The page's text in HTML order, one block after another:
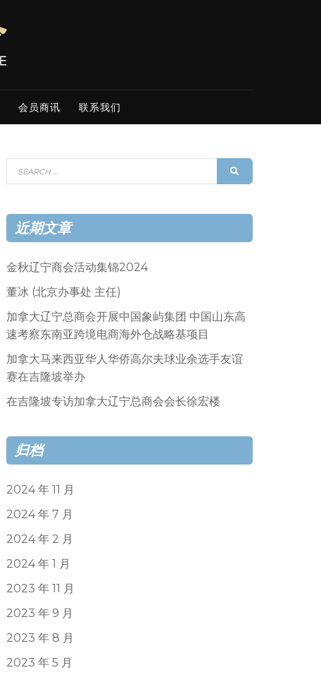
会员商讯 联系我们
Search
for:
近期文章
金秋辽宁商会活动集锦2024
董冰 (北京办事处 主任)
加拿大辽宁总商会开展中国象屿集团 中国山东高
速考察东南亚跨境电商海外仓战略基项目
加拿大马来西亚华人华侨高尔夫球业余选手友谊
赛在吉隆坡举办
在吉隆坡专访加拿大辽宁总商会会长徐宏楼
归档
2024 年 11 月
2024 年 7 月
2024 年 2 月
2024 年 1 月
2023 年 11 月
2023 年 9 月
2023 年 8 月
2023 年 5 月